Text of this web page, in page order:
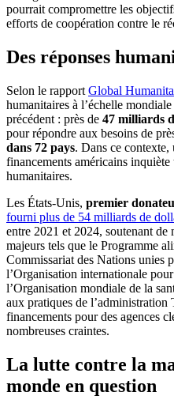
pourrait compromettre les
efforts de coopération contre le
Des réponses
Selon le rapport Global
humanitaires à l’échelle
précédent : près de 47 milliards
pour répondre aux besoins de
dans 72 pays. Dans ce contexte,
financements américains
humanitaires.
Les États-Unis, premier
fourni plus de 54 milliards de
entre 2021 et 2024, soutenant
majeurs tels que le Programme
Commissariat des Nations unies
l’Organisation internationale
l’Organisation mondiale de la
aux pratiques de
financements pour des agences
nombreuses craintes.
La lutte contre la
monde en question